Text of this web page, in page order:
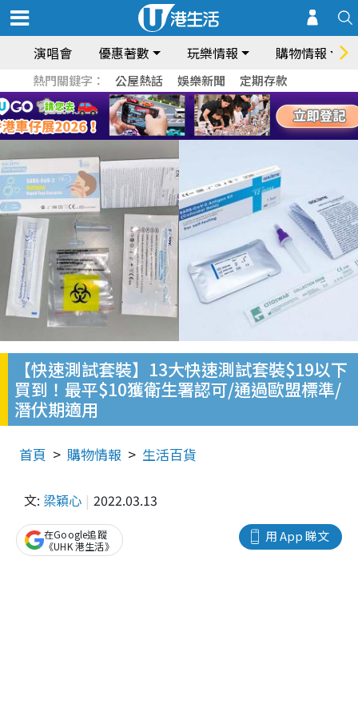
演唱會 優惠著數 玩樂情報 購物情報
熱門關鍵字： 公屋熱話 娛樂新聞 定期存款
【快速測試套裝】13大快速測試套裝$19以下
買到！最平$10獲衛生署認可/通過歐盟標準/
潛伏期適用
首頁 購物情報 生活百貨
文: 梁穎心 2022.03.13
用 App 睇文
在Google追蹤
《UHK 港生活》